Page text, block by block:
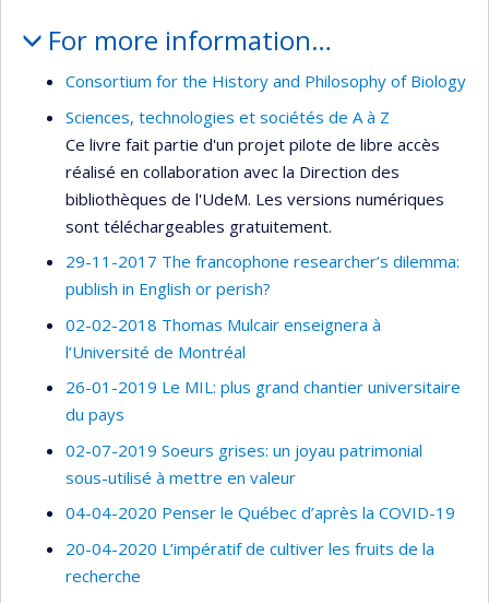
For more information…
Consortium for the History and Philosophy of Biology
Sciences, technologies et sociétés de A à Z
Ce livre fait partie d'un projet pilote de libre accès
réalisé en collaboration avec la Direction des
bibliothèques de l'UdeM. Les versions numériques
sont téléchargeables gratuitement.
29-11-2017 The francophone researcher’s dilemma:
publish in English or perish?
02-02-2018 Thomas Mulcair enseignera à
l’Université de Montréal
26-01-2019 Le MIL: plus grand chantier universitaire
du pays
02-07-2019 Soeurs grises: un joyau patrimonial
sous-utilisé à mettre en valeur
04-04-2020 Penser le Québec d’après la COVID-19
20-04-2020 L’impératif de cultiver les fruits de la
recherche